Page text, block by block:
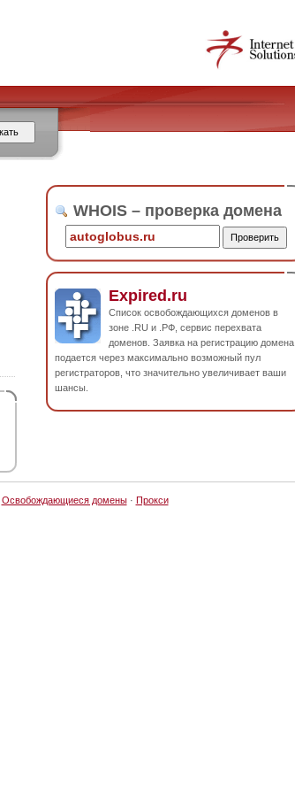
WHOIS – проверка домена
Expired.ru
Список освобождающихся доменов в
зоне .RU и .РФ, сервис перехвата
доменов. Заявка на регистрацию домена
подается через максимально возможный пул
регистраторов, что значительно увеличивает ваши
шансы.
Освобождающиеся домены· Прокси